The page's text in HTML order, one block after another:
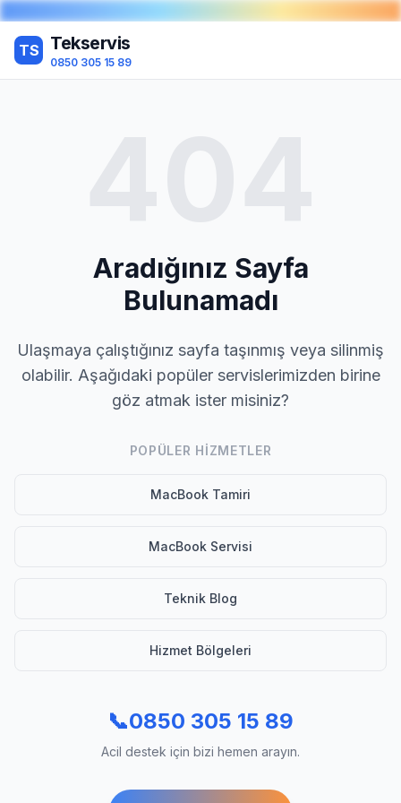
TS Tekservis
0850 305 15 89
Aradığınız Sayfa
Bulunamadı
Ulaşmaya çalıştığınız sayfa taşınmış veya silinmiş
olabilir. Aşağıdaki popüler servislerimizden birine
göz atmak ister misiniz?
POPÜLER HIZMETLER
MacBook Tamiri
MacBook Servisi
Teknik Blog
Hizmet Bölgeleri
📞0850 305 15 89
Acil destek için bizi hemen arayın.